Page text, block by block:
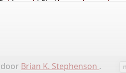
of Strathearn
Brian K. Stephenson .